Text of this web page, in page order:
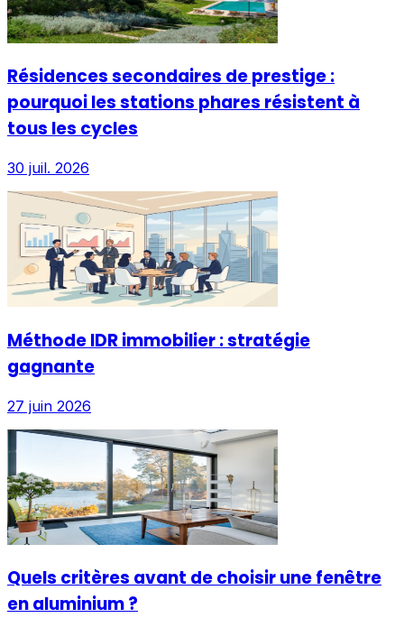
Résidences secondaires de prestige :
pourquoi les stations phares résistent à
tous les cycles
30 juil. 2026
Méthode IDR immobilier : stratégie
gagnante
27 juin 2026
Quels critères avant de choisir une fenêtre
en aluminium ?